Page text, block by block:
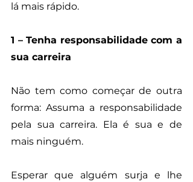
lá mais rápido.
1 – Tenha responsabilidade com a
sua carreira
Não tem como começar de outra
forma: Assuma a responsabilidade
pela sua carreira. Ela é sua e de
mais ninguém.
Esperar que alguém surja e lhe